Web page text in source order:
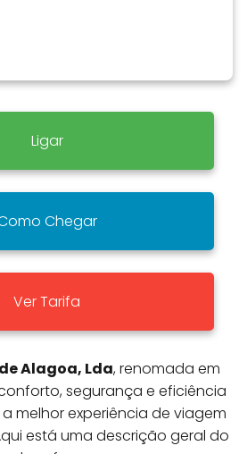
Ligar
Chegar
Ver Tarifa
Alagoa, Lda, renomada em
segurança e eficiência
melhor experiência de viagem
está uma descrição geral do